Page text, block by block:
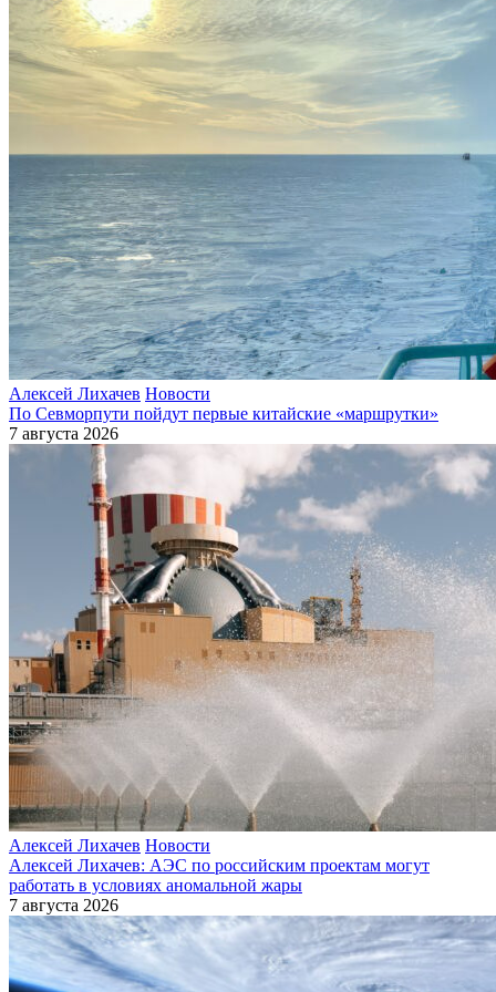
Алексей Лихачев Новости
По Севморпути пойдут первые китайские «маршрутки»
7 августа 2026
Алексей Лихачев Новости
Алексей Лихачев: АЭС по российским проектам могут
работать в условиях аномальной жары
7 августа 2026